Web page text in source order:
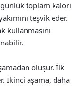
toplam kalori
teşvik eder.
kullanmasını
oluşur. İlk
İkinci aşama, daha